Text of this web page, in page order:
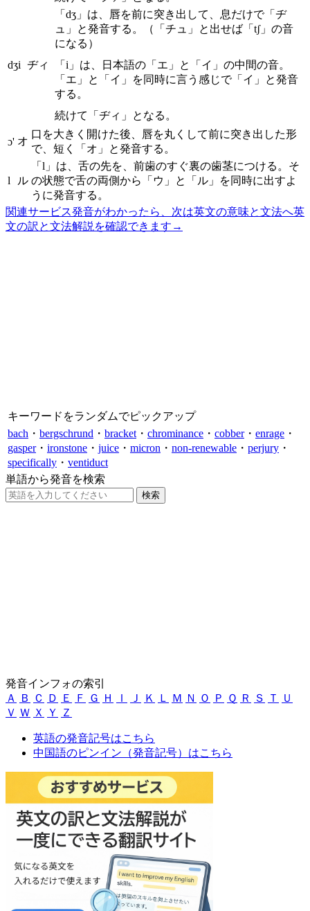
dʒi ヂィ
「dʒ」は、唇を前に突き出して、息だけで「ヂ
ュ」と発音する。（「チュ」と出せば「tʃ」の音
になる）
「i」は、日本語の「エ」と「イ」の中間の音。
「エ」と「イ」を同時に言う感じで「イ」と発音
する。
続けて「ヂィ」となる。
ɔ' オ
口を大きく開けた後、唇を丸くして前に突き出した形
で、短く「オ」と発音する。
l ル
「l」は、舌の先を、前歯のすぐ裏の歯茎につける。そ
の状態で舌の両側から「ウ」と「ル」を同時に出すよ
うに発音する。
関連サービス発音がわかったら、次は英文の意味と文法へ英
文の訳と文法解説を確認できます →
キーワードをランダムでピックアップ
bach ・ bergschrund ・ bracket ・ chrominance ・ cobber・ enrage ・
gasper・ ironstone ・ juice ・ micron ・ non-renewable ・ perjury ・
specifically ・ ventiduct
単語から発音を検索
発音インフォの索引
Ａ
Ｂ Ｃ Ｄ Ｅ Ｆ Ｇ Ｈ Ｉ Ｊ Ｋ Ｌ Ｍ Ｎ Ｏ Ｐ Ｑ Ｒ Ｓ Ｔ
Ｕ
Ｖ Ｗ Ｘ Ｙ Ｚ
英語の発音記号はこちら
中国語のピンイン（発音記号）はこちら